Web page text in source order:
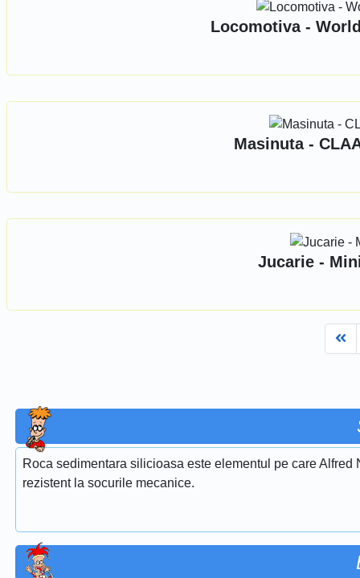
Locomotiva -
Masinuta -
Jucarie -
Roca sedimentara silicioasa este elementul pe care
rezistent la socurile mecanice.